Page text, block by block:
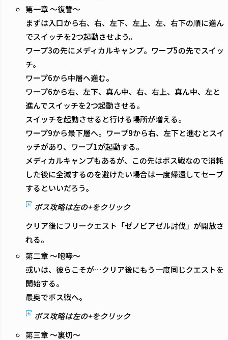
第一章 ～復讐～
まずは入口から右、右、左下、左上、左、右下の順に進ん
でスイッチを2つ起動させよう。
ワープ3の先にメディカルキャンプ。ワープ5の先でスイッ
チ。
ワープ6から中層へ進む。
ワープ6から右、左下、真ん中、右、右上、真ん中、左と
進んでスイッチを2つ起動させる。
スイッチを起動させると行ける場所が増える。
ワープ9から最下層へ。ワープ9から右、左下と進むとスイ
ッチがあり、ワープ1が起動する。
メディカルキャンプもあるが、この先はボス戦なので消耗
した後に全滅するのを避けたい場合は一度帰還してセーブ
するといいだろう。
ボス攻略は左の+をクリック
クリア後にフリークエスト「ゼノビアゼル討伐」が開放さ
れる。
第二章 ～咆哮～
或いは、彼らこそが…クリア後にもう一度同じクエストを
開始する。
最奥でボス戦へ。
ボス攻略は左の+をクリック
第三章 ～裏切～